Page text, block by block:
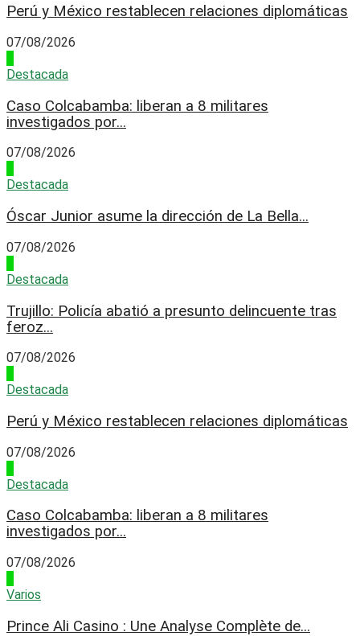
Perú y México restablecen relaciones diplomáticas
07/08/2026
Destacada
Caso Colcabamba: liberan a 8 militares
investigados por...
07/08/2026
Destacada
Óscar Junior asume la dirección de La Bella...
07/08/2026
Destacada
Trujillo: Policía abatió a presunto delincuente tras
feroz...
07/08/2026
Destacada
Perú y México restablecen relaciones diplomáticas
07/08/2026
Destacada
Caso Colcabamba: liberan a 8 militares
investigados por...
07/08/2026
Varios
Prince Ali Casino : Une Analyse Complète de...